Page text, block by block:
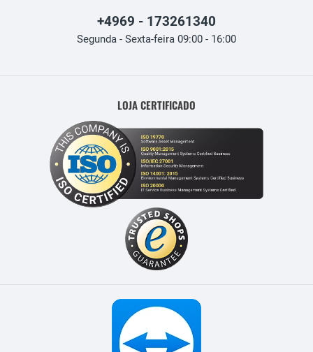
+4969 - 173261340
Segunda - Sexta-feira 09:00 - 16:00
LOJA CERTIFICADO